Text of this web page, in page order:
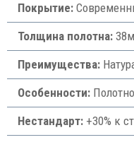
Покрытие:
Толщина полотна:
Преимущества:
Особенности:
Нестандарт:+30% к